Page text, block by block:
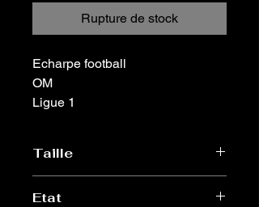
Rupture de stock
Echarpe football
OM
Ligue 1
Taille
Etat